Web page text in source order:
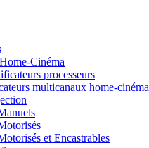
Cinéma
processeurs
multicanaux home-cinéma
et Encastrables